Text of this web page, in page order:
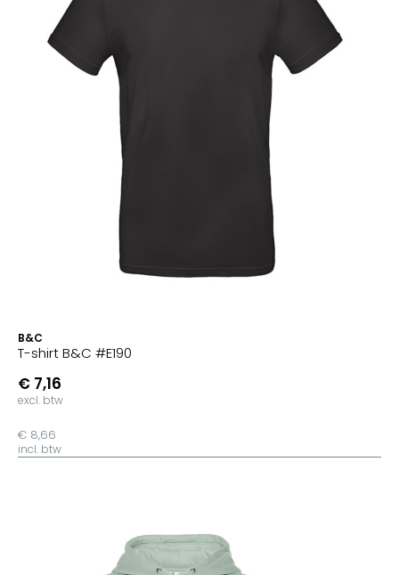
B&C
T-shirt B&C #E190
€ 7,16
excl. btw
€ 8,66
incl. btw